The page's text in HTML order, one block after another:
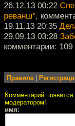
26.12.13 00:22
реванш",
19.11.13 20:35
29.09.13 03:28
комментарии: 109
Правила|
Комментарий
модератором!
имя: